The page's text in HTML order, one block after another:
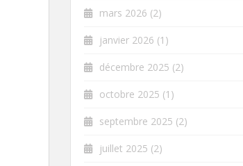
mars 2026 (2)
janvier 2026 (1)
décembre 2025 (2)
octobre 2025 (1)
septembre 2025 (2)
juillet 2025 (2)